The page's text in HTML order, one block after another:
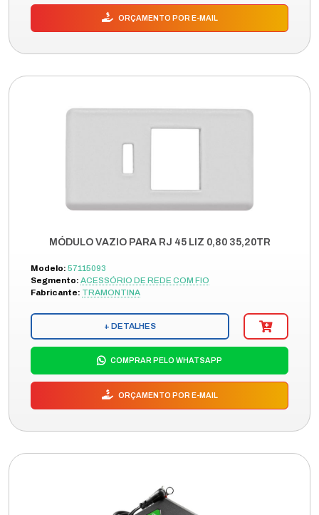
ORÇAMENTO POR E-MAIL
MÓDULO VAZIO PARA RJ 45 LIZ 0,80 35,20TR
Modelo: 57115093
Segmento: ACESSÓRIO DE REDE COM FIO
Fabricante: TRAMONTINA
+ DETALHES
COMPRAR PELO WHATSAPP
ORÇAMENTO POR E-MAIL